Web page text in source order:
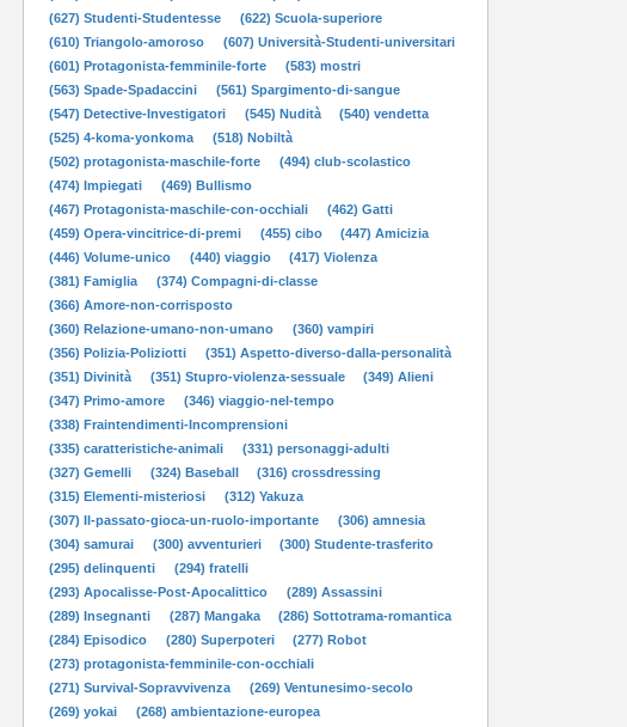
(627) Studenti-Studentesse
(622) Scuola-superiore
(610) Triangolo-amoroso
(607) Università-Studenti-universitari
(601) Protagonista-femminile-forte
(583) mostri
(563) Spade-Spadaccini
(561) Spargimento-di-sangue
(547) Detective-Investigatori
(545) Nudità
(540) vendetta
(525) 4-koma-yonkoma
(518) Nobiltà
(502) protagonista-maschile-forte
(494) club-scolastico
(474) Impiegati
(469) Bullismo
(467) Protagonista-maschile-con-occhiali
(462) Gatti
(459) Opera-vincitrice-di-premi
(455) cibo
(447) Amicizia
(446) Volume-unico
(440) viaggio
(417) Violenza
(381) Famiglia
(374) Compagni-di-classe
(366) Amore-non-corrisposto
(360) Relazione-umano-non-umano
(360) vampiri
(356) Polizia-Poliziotti
(351) Aspetto-diverso-dalla-personalità
(351) Divinità
(351) Stupro-violenza-sessuale
(349) Alieni
(347) Primo-amore
(346) viaggio-nel-tempo
(338) Fraintendimenti-Incomprensioni
(335) caratteristiche-animali
(331) personaggi-adulti
(327) Gemelli
(324) Baseball
(316) crossdressing
(315) Elementi-misteriosi
(312) Yakuza
(307) Il-passato-gioca-un-ruolo-importante
(306) amnesia
(304) samurai
(300) avventurieri
(300) Studente-trasferito
(295) delinquenti
(294) fratelli
(293) Apocalisse-Post-Apocalittico
(289) Assassini
(289) Insegnanti
(287) Mangaka
(286) Sottotrama-romantica
(284) Episodico
(280) Superpoteri
(277) Robot
(273) protagonista-femminile-con-occhiali
(271) Survival-Sopravvivenza
(269) Ventunesimo-secolo
(269) yokai
(268) ambientazione-europea